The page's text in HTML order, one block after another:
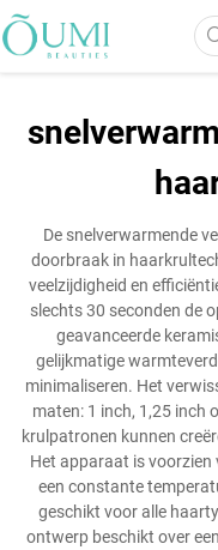
Producten
Nieuws
Toepassing
Neem Contact Op
De snelverwarmende
doorbraak in
veelzijdigheid en
slechts 30 seconden de
geavanceerde
gelijkmatige
minimaliseren. Het
maten: 1 inch, 1,25 inch
krulpatronen kunnen
Het apparaat is
een constante
geschikt voor alle
ontwerp beschikt over